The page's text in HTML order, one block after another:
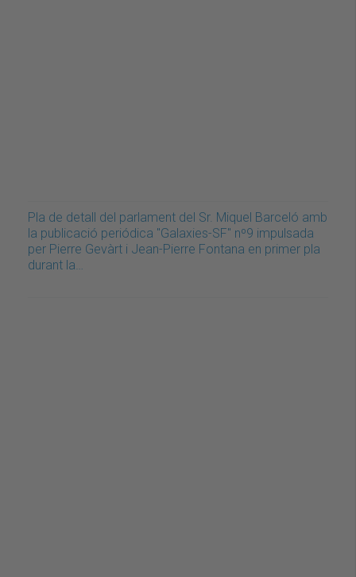
Pla de detall del parlament del Sr. Miquel Barceló amb
la publicació periódica "Galaxies-SF" nº9 impulsada
per Pierre Gevàrt i Jean-Pierre Fontana en primer pla
durant la…